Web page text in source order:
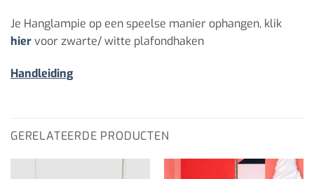
Je Hanglampie op een speelse manier ophangen, klik
hiervoor zwarte/ witte plafondhaken
Handleiding
GERELATEERDE PRODUCTEN